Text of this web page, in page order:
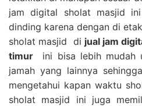
jam digital sholat masjid
dinding karena dengan di
sholat masjid di jual jam
timur ini bisa lebih mudah
jamah yang lainnya
mengetahui kapan waktu
sholat masjid ini juga